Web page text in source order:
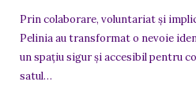
Prin colaborare, voluntariat și
Pelinia au transformat o nevoie
un spațiu sigur și accesibil pentru
satul…